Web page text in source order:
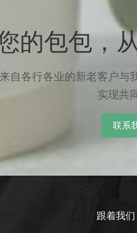
的包包，
自各行各业的新老客户与
实现共
联系
跟着我们